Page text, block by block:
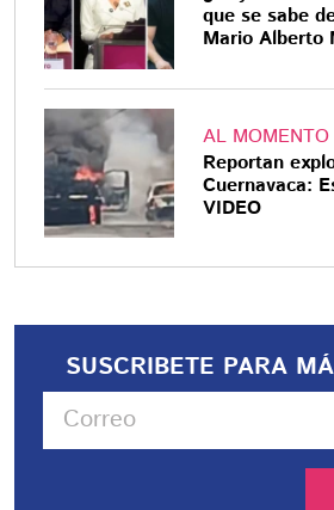
que se sabe
Mario Alberto
AL MOMENTO
Reportan
Cuernavaca:
VIDEO
SUSCRIBETE PARA